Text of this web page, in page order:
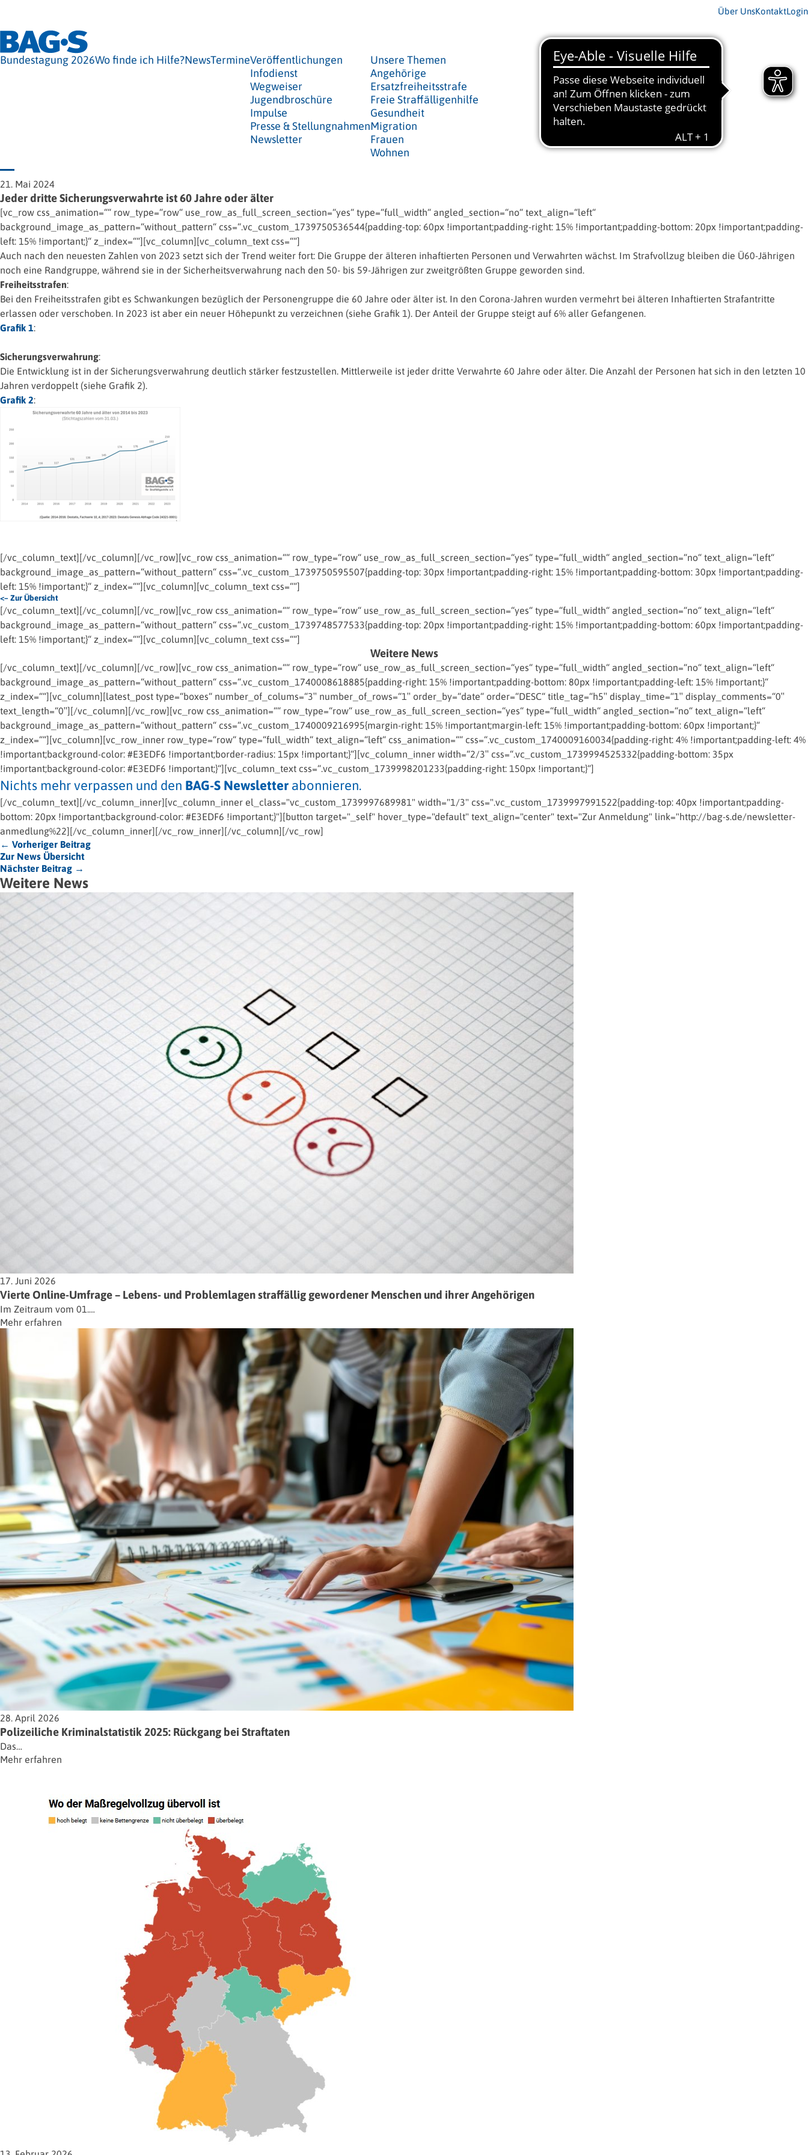
Über UnsKontaktLogin
Bundestagung 2026Wo finde ich Hilfe?NewsTermineVeröffentlichungen
Infodienst
Wegweiser
Jugendbroschüre
Impulse
Presse & Stellungnahmen
Newsletter
Unsere Themen
Angehörige
Ersatzfreiheitsstrafe
Freie Straffälligenhilfe
Gesundheit
Migration
Frauen
Wohnen
21. Mai 2024
Jeder dritte Sicherungsverwahrte ist 60 Jahre oder älter
[vc_row css_animation=““ row_type=“row“ use_row_as_full_screen_section=“yes“ type=“full_width“ angled_section=“no“ text_align=“left“
background_image_as_pattern=“without_pattern“ css=“.vc_custom_1739750536544{padding-top: 60px !important;padding-right: 15% !important;padding-bottom: 20px !important;padding-
left: 15% !important;}“ z_index=““][vc_column][vc_column_text css=““]
Auch nach den neuesten Zahlen von 2023 setzt sich der Trend weiter fort: Die Gruppe der älteren inhaftierten Personen und Verwahrten wächst. Im Strafvollzug bleiben die Ü60-Jährigen
noch eine Randgruppe, während sie in der Sicherheitsverwahrung nach den 50- bis 59-Jährigen zur zweitgrößten Gruppe geworden sind.
Freiheitsstrafen:
Bei den Freiheitsstrafen gibt es Schwankungen bezüglich der Personengruppe die 60 Jahre oder älter ist. In den Corona-Jahren wurden vermehrt bei älteren Inhaftierten Strafantritte
erlassen oder verschoben. In 2023 ist aber ein neuer Höhepunkt zu verzeichnen (siehe Grafik 1). Der Anteil der Gruppe steigt auf 6% aller Gefangenen.
Grafik 1:
Sicherungsverwahrung:
Die Entwicklung ist in der Sicherungsverwahrung deutlich stärker festzustellen. Mittlerweile ist jeder dritte Verwahrte 60 Jahre oder älter. Die Anzahl der Personen hat sich in den letzten 10
Jahren verdoppelt (siehe Grafik 2).
Grafik 2:
[/vc_column_text][/vc_column][/vc_row][vc_row css_animation=““ row_type=“row“ use_row_as_full_screen_section=“yes“ type=“full_width“ angled_section=“no“ text_align=“left“
background_image_as_pattern=“without_pattern“ css=“.vc_custom_1739750595507{padding-top: 30px !important;padding-right: 15% !important;padding-bottom: 30px !important;padding-
left: 15% !important;}“ z_index=““][vc_column][vc_column_text css=““]
<– Zur Übersicht
[/vc_column_text][/vc_column][/vc_row][vc_row css_animation=““ row_type=“row“ use_row_as_full_screen_section=“yes“ type=“full_width“ angled_section=“no“ text_align=“left“
background_image_as_pattern=“without_pattern“ css=“.vc_custom_1739748577533{padding-top: 20px !important;padding-right: 15% !important;padding-bottom: 60px !important;padding-
left: 15% !important;}“ z_index=““][vc_column][vc_column_text css=““]
Weitere News
[/vc_column_text][/vc_column][/vc_row][vc_row css_animation=““ row_type=“row“ use_row_as_full_screen_section=“yes“ type=“full_width“ angled_section=“no“ text_align=“left“
background_image_as_pattern=“without_pattern“ css=“.vc_custom_1740008618885{padding-right: 15% !important;padding-bottom: 80px !important;padding-left: 15% !important;}“
z_index=““][vc_column][latest_post type=“boxes“ number_of_colums=“3″ number_of_rows=“1″ order_by=“date“ order=“DESC“ title_tag=“h5″ display_time=“1″ display_comments=“0″
text_length=“0″][/vc_column][/vc_row][vc_row css_animation=““ row_type=“row“ use_row_as_full_screen_section=“yes“ type=“full_width“ angled_section=“no“ text_align=“left“
background_image_as_pattern=“without_pattern“ css=“.vc_custom_1740009216995{margin-right: 15% !important;margin-left: 15% !important;padding-bottom: 60px !important;}“
z_index=““][vc_column][vc_row_inner row_type=“row“ type=“full_width“ text_align=“left“ css_animation=““ css=“.vc_custom_1740009160034{padding-right: 4% !important;padding-left: 4%
!important;background-color: #E3EDF6 !important;border-radius: 15px !important;}“][vc_column_inner width=“2/3″ css=“.vc_custom_1739994525332{padding-bottom: 35px
!important;background-color: #E3EDF6 !important;}“][vc_column_text css=“.vc_custom_1739998201233{padding-right: 150px !important;}“]
Nichts mehr verpassen und den BAG-S Newsletter abonnieren.
[/vc_column_text][/vc_column_inner][vc_column_inner el_class="vc_custom_1739997689981" width="1/3" css=".vc_custom_1739997991522{padding-top: 40px !important;padding-
bottom: 20px !important;background-color: #E3EDF6 !important;}"][button target="_self" hover_type="default" text_align="center" text="Zur Anmeldung" link="http://bag-s.de/newsletter-
anmedlung%22][/vc_column_inner][/vc_row_inner][/vc_column][/vc_row]
← Vorheriger Beitrag
Zur News Übersicht
Nächster Beitrag →
Weitere News
17. Juni 2026
Vierte Online-Umfrage – Lebens- und Problemlagen straffällig gewordener Menschen und ihrer Angehörigen
Im Zeitraum vom 01.…
Mehr erfahren
28. April 2026
Polizeiliche Kriminalstatistik 2025: Rückgang bei Straftaten
Das…
Mehr erfahren